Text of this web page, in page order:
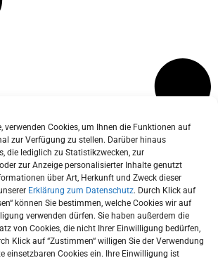
verwenden Cookies, um Ihnen die Funktionen auf
zur Verfügung zu stellen. Darüber hinaus
die lediglich zu Statistikzwecken, zur
zur Anzeige personalisierter Inhalte genutzt
über Art, Herkunft und Zweck dieser
Erklärung zum Datenschutz. Durch Klick auf
können Sie bestimmen, welche Cookies wir auf
verwenden dürfen. Sie haben außerdem die
von Cookies, die nicht Ihrer Einwilligung bedürfen,
Klick auf “Zustimmen“ willigen Sie der Verwendung
einsetzbaren Cookies ein. Ihre Einwilligung ist